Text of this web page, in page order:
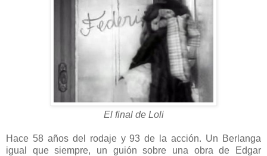
El final de Loli
Hace 58 años del rodaje y 93 de la acción. Un Berlanga
igual que siempre, un guión sobre una obra de Edgar